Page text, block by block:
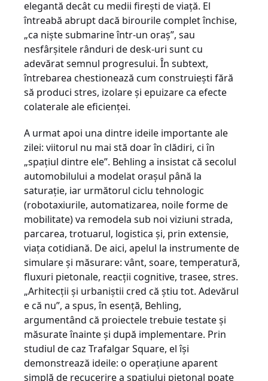
elegantă decât cu medii firești de viață. El
întreabă abrupt dacă birourile complet închise,
„ca niște submarine într-un oraș”, sau
nesfârșitele rânduri de desk-uri sunt cu
adevărat semnul progresului. În subtext,
întrebarea chestionează cum construiești fără
să produci stres, izolare și epuizare ca efecte
colaterale ale eficienței.
A urmat apoi una dintre ideile importante ale
zilei: viitorul nu mai stă doar în clădiri, ci în
„spațiul dintre ele”. Behling a insistat că secolul
automobilului a modelat orașul până la
saturație, iar următorul ciclu tehnologic
(robotaxiurile, automatizarea, noile forme de
mobilitate) va remodela sub noi viziuni strada,
parcarea, trotuarul, logistica și, prin extensie,
viața cotidiană. De aici, apelul la instrumente de
simulare și măsurare: vânt, soare, temperatură,
fluxuri pietonale, reacții cognitive, trasee, stres.
„Arhitecții și urbaniștii cred că știu tot. Adevărul
e că nu”, a spus, în esență, Behling,
argumentând că proiectele trebuie testate și
măsurate înainte și după implementare. Prin
studiul de caz Trafalgar Square, el își
demonstrează ideile: o operațiune aparent
simplă de recucerire a spațiului pietonal poate